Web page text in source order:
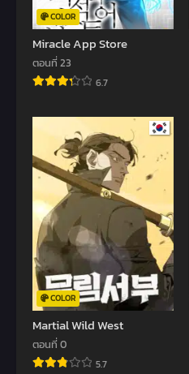
COLOR
Miracle App Store
ตอนที่ 23
6.7
COLOR
Martial Wild West
ตอนที่ 0
5.7